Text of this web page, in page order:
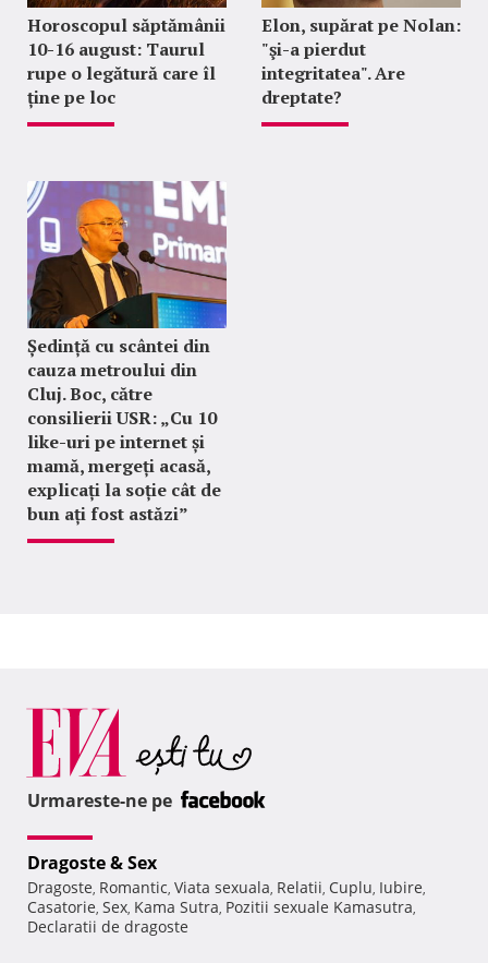
Horoscopul săptămânii
10-16 august: Taurul
rupe o legătură care îl
ține pe loc
Elon, supărat pe Nolan:
"şi-a pierdut
integritatea". Are
dreptate?
Ședință cu scântei din
cauza metroului din
Cluj. Boc, către
consilierii USR: „Cu 10
like-uri pe internet și
mamă, mergeți acasă,
explicați la soție cât de
bun ați fost astăzi”
Urmareste-ne pe
Dragoste & Sex
Dragoste, Romantic, Viata sexuala, Relatii, Cuplu, Iubire,
Casatorie, Sex, Kama Sutra, Pozitii sexuale Kamasutra,
Declaratii de dragoste